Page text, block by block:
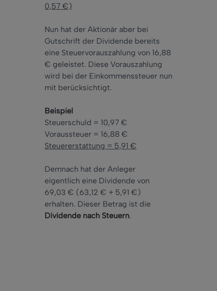
0,57 €)
Nun hat der Aktionär aber bei
Gutschrift der Dividende bereits
eine Steuervorauszahlung von 16,88
€ geleistet. Diese Vorauszahlung
wird bei der Einkommenssteuer nun
mit berücksichtigt.
Beispiel
Steuerschuld = 10,97 €
Voraussteuer = 16,88 €
Steuererstattung = 5,91 €
Demnach hat der Anleger
eigentlich eine Dividende von
69,03 € (63,12 € + 5,91 €)
erhalten. Dieser Betrag ist die
Dividende nach Steuern.